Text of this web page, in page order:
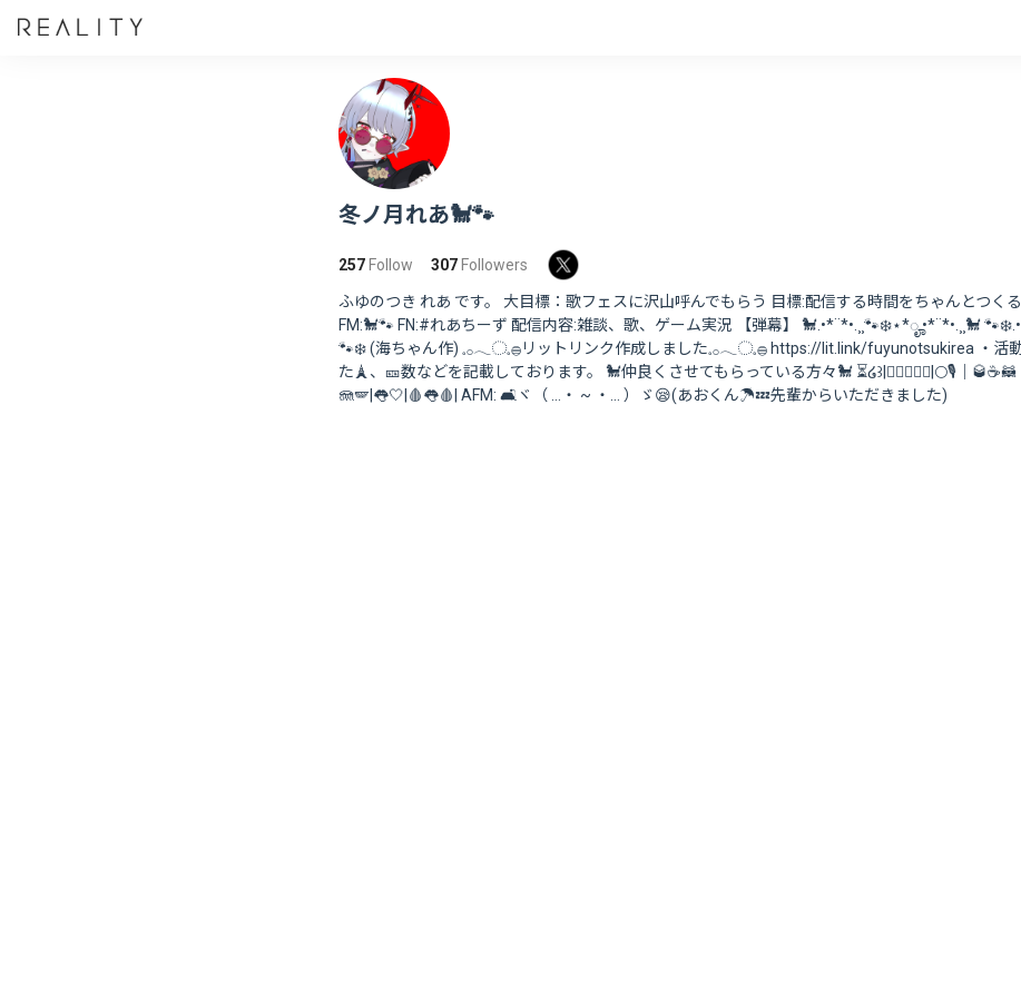
冬ノ月れあ🐩🐾
257 Follow 307 Followers
ふゆのつき れあ です。 大目標：歌フェスに沢山呼んでもらう 目標:配信する時間をちゃんとつく
FM:🐩🐾 FN:#れあちーず 配信内容:雑談、歌、ゲーム実況 【弾幕】 🐩.•*¨*•.¸¸🐾❄️⋆*ೄ.•*¨*•.¸¸🐩
🐾❄️ (海ちゃん作) 𓈒𓂂𓂃◌𓈒𓐍リットリンク作成しました𓈒𓂂𓂃◌𓈒𓐍 https://lit.link/fuyunotsukirea ・活
た🗼、🎫数などを記載しております。 🐩仲良くさせてもらっている方々🐩 ⏳໒꒱|❤️‍🔥🐺🥂💥|🌕🎙｜
🪼🪽|👅🤍|🩸👅🩸| AFM: 🛋ヾ（ …・ ~ ・… ）ゞ😪(あおくん☂️💤先輩からいただきました)